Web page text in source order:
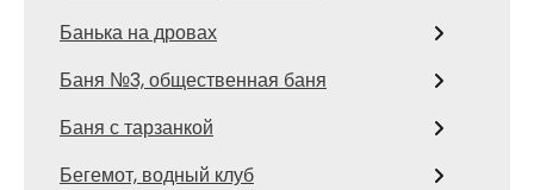
Банька на дровах
Баня №3, общественная баня
Баня с тарзанкой
Бегемот, водный клуб